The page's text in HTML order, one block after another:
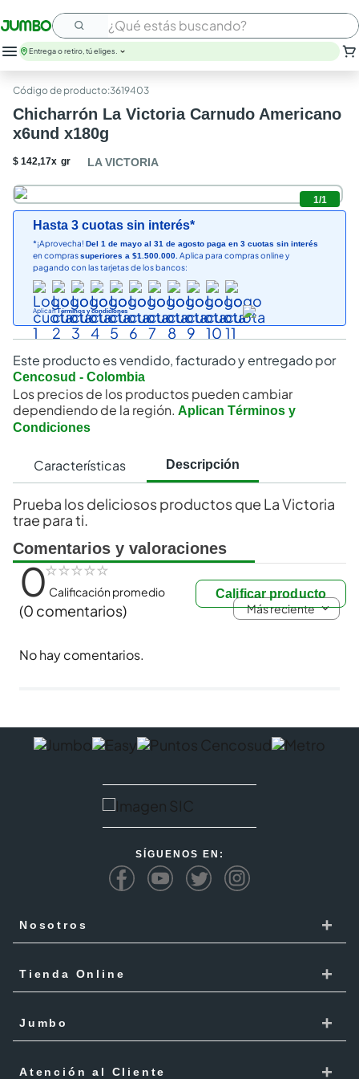
¿Qué estás buscando?
huevos
arroz
papel higienico
galletas
queso
cafe
pollo
nutribela
Entrega o retiro, tú eliges.
:3619403
Chicharrón La Victoria Carnudo Americano
x6und x180g
$ 142,17x gr LA VICTORIA
1/1
Hasta 3 cuotas sin interés*
*¡Aprovecha! Del 1 de mayo al 31 de agosto paga en 3 cuotas sin interés
en comprassuperiores a $1.500.000. Aplica para compras online y
pagando con las tarjetas de los bancos:
AplicanTérminos y condiciones
Este producto es vendido, facturado y entregado por
Cencosud - Colombia
Los precios de los productos pueden cambiar
dependiendo de la región. Aplican Términos y
Condiciones
Características Descripción
Prueba los deliciosos productos que La Victoria
trae para ti.
Comentarios y valoraciones
Calificar producto
☆☆☆☆☆
0Calificación promedio
(0 comentarios) Más reciente
No hay comentarios.
SÍGUENOS EN:
Nosotros +
Responsabilidad Social
Trabaja con Nosotros
Tienda Online +
Cómo comprar
Mis Pedidos
Jumbo +
Atención al Cliente +